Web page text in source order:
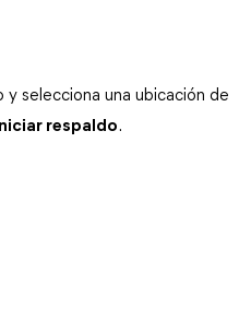
selecciona una ubicación de
Iniciar respaldo.